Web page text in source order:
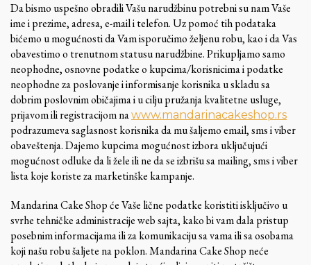
Da bismo uspešno obradili Vašu narudžbinu potrebni su nam Vaše
ime i prezime, adresa, e-mail i telefon. Uz pomoć tih podataka
bićemo u mogućnosti da Vam isporučimo željenu robu, kao i da Vas
obavestimo o trenutnom statusu narudžbine. Prikupljamo samo
neophodne, osnovne podatke o kupcima/korisnicima i podatke
neophodne za poslovanje i informisanje korisnika u skladu sa
dobrim poslovnim običajima i u cilju pružanja kvalitetne usluge,
prijavom ili registracijom nawww.mandarinacakeshop.rs
podrazumeva saglasnost korisnika da mu šaljemo email, sms i viber
obaveštenja. Dajemo kupcima mogućnost izbora uključujući
mogućnost odluke da li žele ili ne da se izbrišu sa mailing, sms i viber
lista koje koriste za marketinške kampanje.
Mandarina Cake Shop će Vaše lične podatke koristiti isključivo u
svrhe tehničke administracije web sajta, kako bi vam dala pristup
posebnim informacijama ili za komunikaciju sa vama ili sa osobama
koji našu robu šaljete na poklon. Mandarina Cake Shop neće